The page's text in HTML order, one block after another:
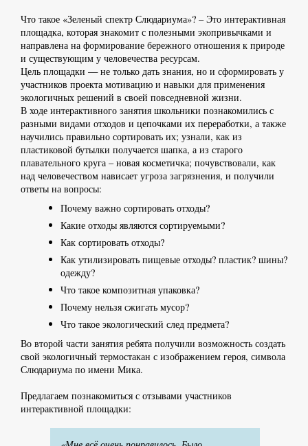
Что такое «Зеленый спектр Слюдариума»? – Это интерактивная
площадка, которая знакомит с полезными экопривычками и
направлена на формирование бережного отношения к природе
и существующим у человечества ресурсам.
Цель площадки — не только дать знания, но и сформировать у
участников проекта мотивацию и навыки для применения
экологичных решений в своей повседневной жизни.
В ходе интерактивного занятия школьники познакомились с
разными видами отходов и цепочками их переработки, а также
научились правильно сортировать их; узнали, как из
пластиковой бутылки получается шапка, а из старого
плавательного круга – новая косметичка; почувствовали, как
над человечеством нависает угроза загрязнения, и получили
ответы на вопросы:
Почему важно сортировать отходы?
Какие отходы являются сортируемыми?
Как сортировать отходы?
Как утилизировать пищевые отходы? пластик? шины?
одежду?
Что такое композитная упаковка?
Почему нельзя сжигать мусор?
Что такое экологический след предмета?
Во второй части занятия ребята получили возможность создать
свой экологичный термостакан с изображением героя, символа
Слюдариума по имени Мика.
Предлагаем познакомиться с отзывами участников
интерактивной площадки: